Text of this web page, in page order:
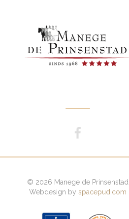
© 2026 Manege de Prinsenstad
Webdesign by spacepud.com